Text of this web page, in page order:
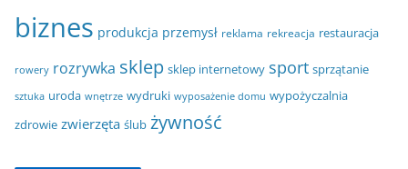
biznes produkcja przemysł reklama rekreacja restauracja
rowery rozrywka sklep sklep internetowy sport sprzątanie
sztuka uroda wnętrze wydruki wyposażenie domu wypożyczalnia
zdrowie zwierzęta ślub żywność